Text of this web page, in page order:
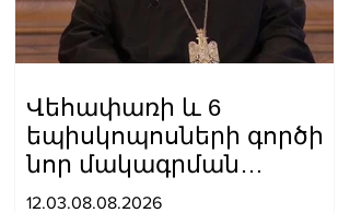
Վեհափառի և 6
եպիսկոպոսների գործի
նոր մակագրման
ընտրությունը 2
12.03.08.08.2026